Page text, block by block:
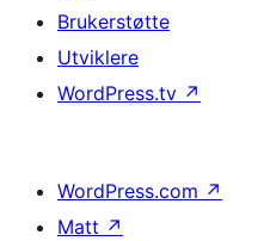
Brukerstøtte
Utviklere
WordPress.tv ↗
WordPress.com ↗
Matt ↗